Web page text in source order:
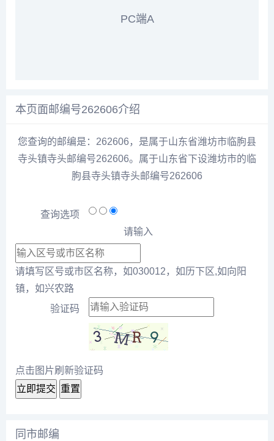
PC端A
本页面邮编号262606介绍
您查询的邮编是：262606，是属于山东省潍坊市临朐县
寺头镇寺头邮编号262606。属于山东省下设潍坊市的临
朐县寺头镇寺头邮编号262606
查询选项
请输入
请填写区号或市区名称，如030012，如历下区,如向阳
镇，如兴农路
验证码
点击图片刷新验证码
立即提交 重置
同市邮编